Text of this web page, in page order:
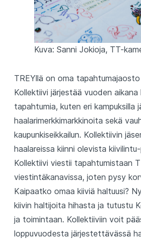
Kuva: Sanni Jokioja, TT-
TREYllä on oma
Kollektiivi järjestää vuoden aikana
tapahtumia, kuten eri kampuksilla
haalarimerkkimarkkinoita sekä
kaupunkiseikkailun. Kollektiivin
haalareissa kiinni olevista
Kollektiivi viestii tapahtumistaan
viestintäkanavissa, joten pysy
Kaipaatko omaa kiiviä haltuusi?
kiivin haltijoita hihasta ja tutustu
ja toimintaan. Kollektiiviin voit
loppuvuodesta järjestettävässä